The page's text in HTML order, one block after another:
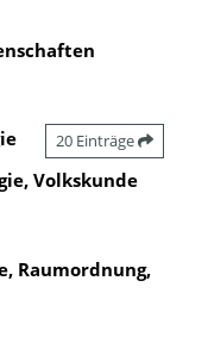
20 Einträge
Volkskunde
Raumordnung,